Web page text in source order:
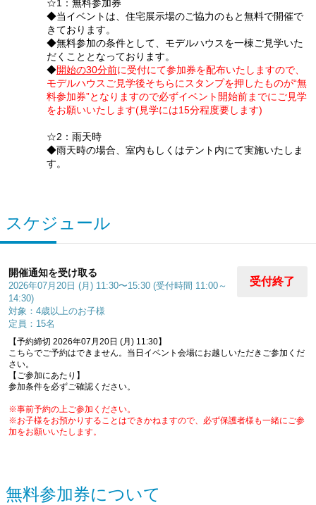
☆1：無料参加券
◆当イベントは、住宅展示場のご協力のもと無料で開催で
きております。
◆無料参加の条件として、モデルハウスを一棟ご見学いた
だくこととなっております。
◆開始の30分前に受付にて参加券を配布いたしますので、
モデルハウスご見学後そちらにスタンプを押したものが“無
料参加券”となりますので必ずイベント開始前までにご見学
をお願いいたします(見学には15分程度要します)
☆2：雨天時
◆雨天時の場合、室内もしくはテント内にて実施いたしま
す。
スケジュール
開催通知を受け取る
2026年07月20日 (月) 11:30〜15:30 (受付時間 11:00～
14:30)
対象：4歳以上のお子様
定員：15名
受付終了
【予約締切 2026年07月20日 (月) 11:30】
こちらでご予約はできません。当日イベント会場にお越しいただきご参加くだ
さい。
【ご参加にあたり】
参加条件を必ずご確認ください。
※事前予約の上ご参加ください。
※お子様をお預かりすることはできかねますので、必ず保護者様も一緒にご参
加をお願いいたします。
無料参加券について